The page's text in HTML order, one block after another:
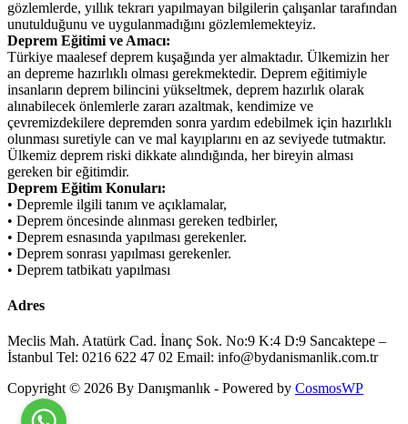
gözlemlerde, yıllık tekrarı yapılmayan bilgilerin çalışanlar tarafından
unutulduğunu ve uygulanmadığını gözlemlemekteyiz.
Deprem Eğitimi ve Amacı:
Türkiye maalesef deprem kuşağında yer almaktadır. Ülkemizin her
an depreme hazırlıklı olması gerekmektedir. Deprem eğitimiyle
insanların deprem bilincini yükseltmek, deprem hazırlık olarak
alınabilecek önlemlerle zararı azaltmak, kendimize ve
çevremizdekilere depremden sonra yardım edebilmek için hazırlıklı
olunması suretiyle can ve mal kayıplarını en az seviyede tutmaktır.
Ülkemiz deprem riski dikkate alındığında, her bireyin alması
gereken bir eğitimdir.
Deprem Eğitim Konuları:
• Depremle ilgili tanım ve açıklamalar,
• Deprem öncesinde alınması gereken tedbirler,
• Deprem esnasında yapılması gerekenler.
• Deprem sonrası yapılması gerekenler.
• Deprem tatbikatı yapılması
Adres
Meclis Mah. Atatürk Cad. İnanç Sok. No:9 K:4 D:9 Sancaktepe –
İstanbul Tel: 0216 622 47 02 Email: info@bydanismanlik.com.tr
Copyright © 2026 By Danışmanlık - Powered by CosmosWP